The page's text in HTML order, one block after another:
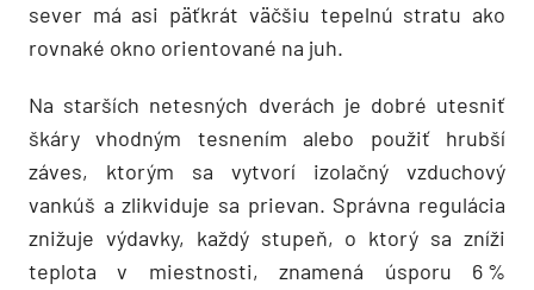
sever má asi päťkrát väčšiu tepelnú stratu ako
rovnaké okno orientované na juh.
Na starších netesných dverách je dobré utesniť
škáry vhodným tesnením alebo použiť hrubší
záves, ktorým sa vytvorí izolačný vzduchový
vankúš a zlikviduje sa prievan. Správna regulácia
znižuje výdavky, každý stupeň, o ktorý sa zníži
teplota v miestnosti, znamená úsporu 6 %